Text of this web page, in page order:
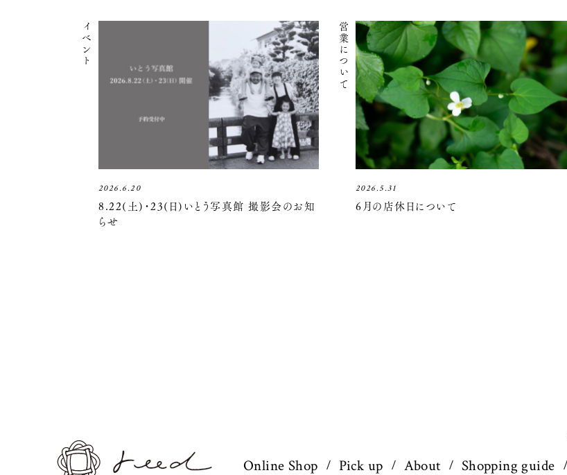
2026.6.20
イベント
8.22(土)・23(日)いとう写真館 撮影会のお知
らせ
2026.5.31
営業について
6月の店休日について
Online Shop Pick up About Shopping guide